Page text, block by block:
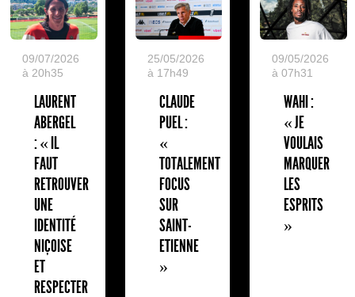
09/07/2026
à 20h35
LAURENT
ABERGEL
: « IL
FAUT
RETROUVER
UNE
IDENTITÉ
NIÇOISE
ET
RESPECTER
25/05/2026
à 17h49
CLAUDE
PUEL :
«
TOTALEMENT
FOCUS
SUR
SAINT-
ETIENNE
»
09/05/2026
à 07h31
WAHI :
« JE
VOULAIS
MARQUER
LES
ESPRITS
»